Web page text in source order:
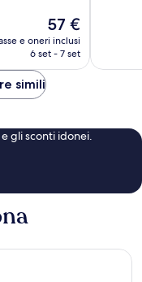
Il
prezzo
attuale
57 €
e oneri inclusi
6 set - 7 set
simili
gli sconti idonei.